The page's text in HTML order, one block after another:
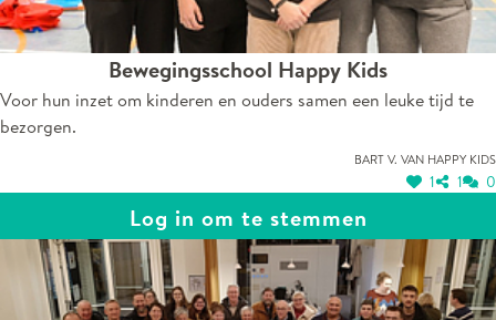
Bewegingsschool Happy Kids
Voor hun inzet om kinderen en ouders samen een leuke tijd te
bezorgen.
Bart V. van Happy Kids
1 1 0
Log in om te stemmen